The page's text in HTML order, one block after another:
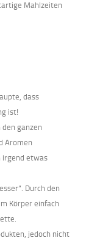
Mahlzeiten
dass
ist!
ganzen
Aromen
irgend etwas
Durch den
Körper einfach
jedoch nicht